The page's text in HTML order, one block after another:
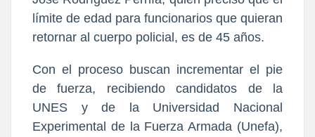
límite de edad para funcionarios que quieran
retornar al cuerpo policial, es de 45 años.
Con el proceso buscan incrementar el pie
de fuerza, recibiendo candidatos de la
UNES y de la Universidad Nacional
Experimental de la Fuerza Armada (Unefa),